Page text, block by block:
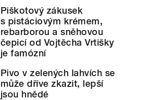
Piškotový zákusek
s pistáciovým krémem,
rebarborou a sněhovou
čepicí od Vojtěcha Vrtišky
je famózní
Pivo v zelených lahvích se
může dříve zkazit, lepší
jsou hnědé